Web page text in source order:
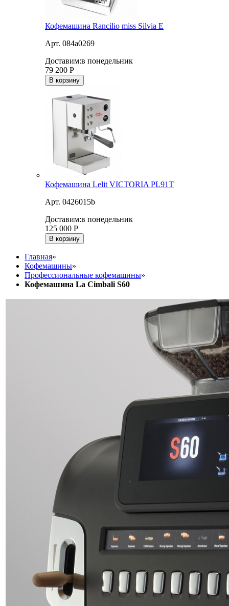
Кофемашина Rancilio miss Silvia E
Арт. 084a0269
Доставим:в понедельник
79 200 Р
В корзину
Кофемашина Lelit VICTORIA PL91T
Арт. 0426015b
Доставим:в понедельник
125 000 Р
В корзину
Главная»
Кофемашины»
Профессиональные кофемашины»
Кофемашина La Cimbali S60